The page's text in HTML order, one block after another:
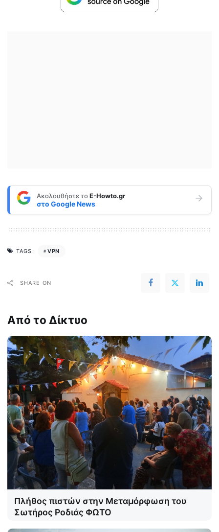
Ακολουθήστε τοE-Howto.gr
στο Google News
TAGS: VPN
SHARE ON
Από το Δίκτυο
Πλήθος πιστών στην Μεταμόρφωση του
Σωτήρος Ροδιάς ΦΩΤΟ